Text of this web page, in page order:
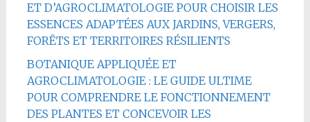
ET D’AGROCLIMATOLOGIE POUR CHOISIR LES
ESSENCES ADAPTÉES AUX JARDINS, VERGERS,
FORÊTS ET TERRITOIRES RÉSILIENTS
BOTANIQUE APPLIQUÉE ET
AGROCLIMATOLOGIE : LE GUIDE ULTIME
POUR COMPRENDRE LE FONCTIONNEMENT
DES PLANTES ET CONCEVOIR LES